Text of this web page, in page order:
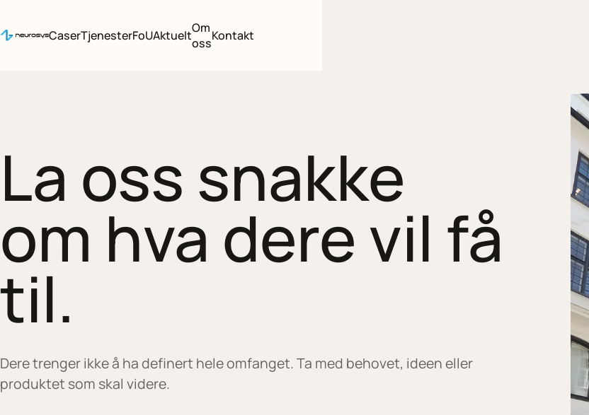
CaserTjenesterFoUAktueltOm
ossKontakt
La oss snakke
om hva dere vil få
til.
Dere trenger ikke å ha definert hele omfanget. Ta med behovet, ideen eller
produktet som skal videre.